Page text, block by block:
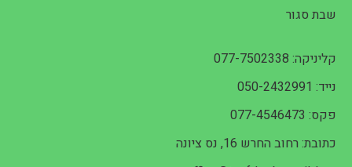
שבת סגור
קליניקה: 077-7502338
נייד: 050-2432991
פקס: 077-4546473
כתובת: רחוב החרש 16, נס ציונה